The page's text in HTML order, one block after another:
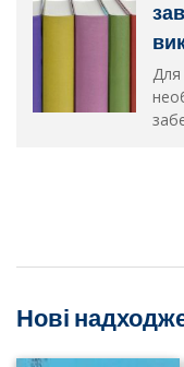
Для
Нові